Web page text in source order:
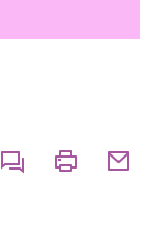
CommenterImprimer